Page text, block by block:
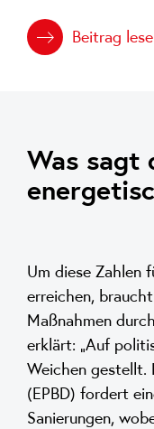
Beitrag
Was sagt
Um diese Zahlen
erreichen,
Maßnahmen
erklärt: „Auf
Weichen gestellt.
(EPBD) fordert
Sanierungen,